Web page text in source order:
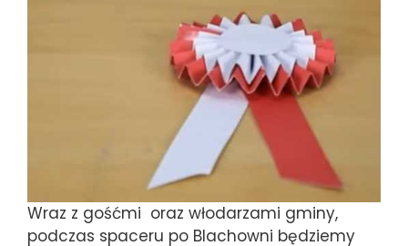
Wraz z gośćmi oraz włodarzami gminy,
podczas spaceru po Blachowni będziemy